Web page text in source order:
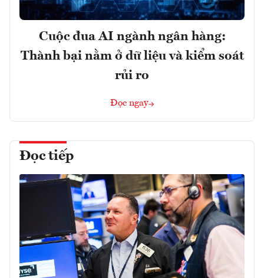
Cuộc đua AI ngành ngân hàng:
Thành bại nằm ở dữ liệu và kiểm soát
rủi ro
Đọc ngay
Đọc tiếp